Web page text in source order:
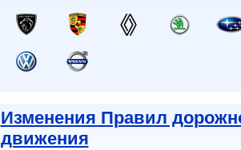
Изменения Правил
движения